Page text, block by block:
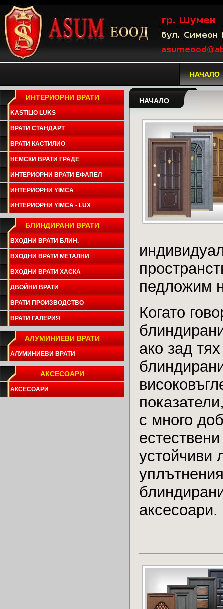
НАЧАЛО
ИНТЕРИОРНИ ВРАТИ
KASTILIO LUKS
ВРАТИ СТАНДАРТ
ВРАТИ КАСТИЛИО
НЕМСКИ ВРАТИ ГРАДЕ
ИНТЕРИОРНИ ВРАТИ ЕФАПЕЛ
ИНТЕРИОРНИ YIMCA
ИНТЕРИОРНИ YIMCA - LUX
БЛИНДИРАНИ ВРАТИ
ВХОДНИ ВРАТИ БЛИН.
ВХОДНИ ВРАТИ МЕТАЛНИ
ВХОДНИ ВРАТИ ХАСКА
ДВОЙНИ ВРАТИ
ВРАТИ ПРОИЗВОДСТВО
ВРАТИ ГАЛЕРИЯ
АЛУМИНИЕВИ ВРАТИ
АЛУМИНИЕВИ ВРАТИ
АКСЕСОАРИ
АКСЕСОАРИ
НАЧАЛО
педложим
Когато
ако зад
с много
устойчиви
аксесоари.